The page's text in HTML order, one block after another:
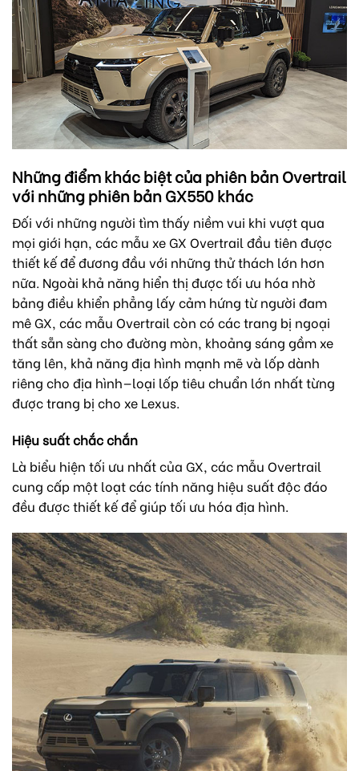
Những điểm khác biệt của phiên bản Overtrail
với những phiên bản GX550 khác
Đối với những người tìm thấy niềm vui khi vượt qua
mọi giới hạn, các mẫu xe GX Overtrail đầu tiên được
thiết kế để đương đầu với những thử thách lớn hơn
nữa. Ngoài khả năng hiển thị được tối ưu hóa nhờ
bảng điều khiển phẳng lấy cảm hứng từ người đam
mê GX, các mẫu Overtrail còn có các trang bị ngoại
thất sẵn sàng cho đường mòn, khoảng sáng gầm xe
tăng lên, khả năng địa hình mạnh mẽ và lốp dành
riêng cho địa hình—loại lốp tiêu chuẩn lớn nhất từng
được trang bị cho xe Lexus.
Hiệu suất chắc chắn
Là biểu hiện tối ưu nhất của GX, các mẫu Overtrail
cung cấp một loạt các tính năng hiệu suất độc đáo
đều được thiết kế để giúp tối ưu hóa địa hình.